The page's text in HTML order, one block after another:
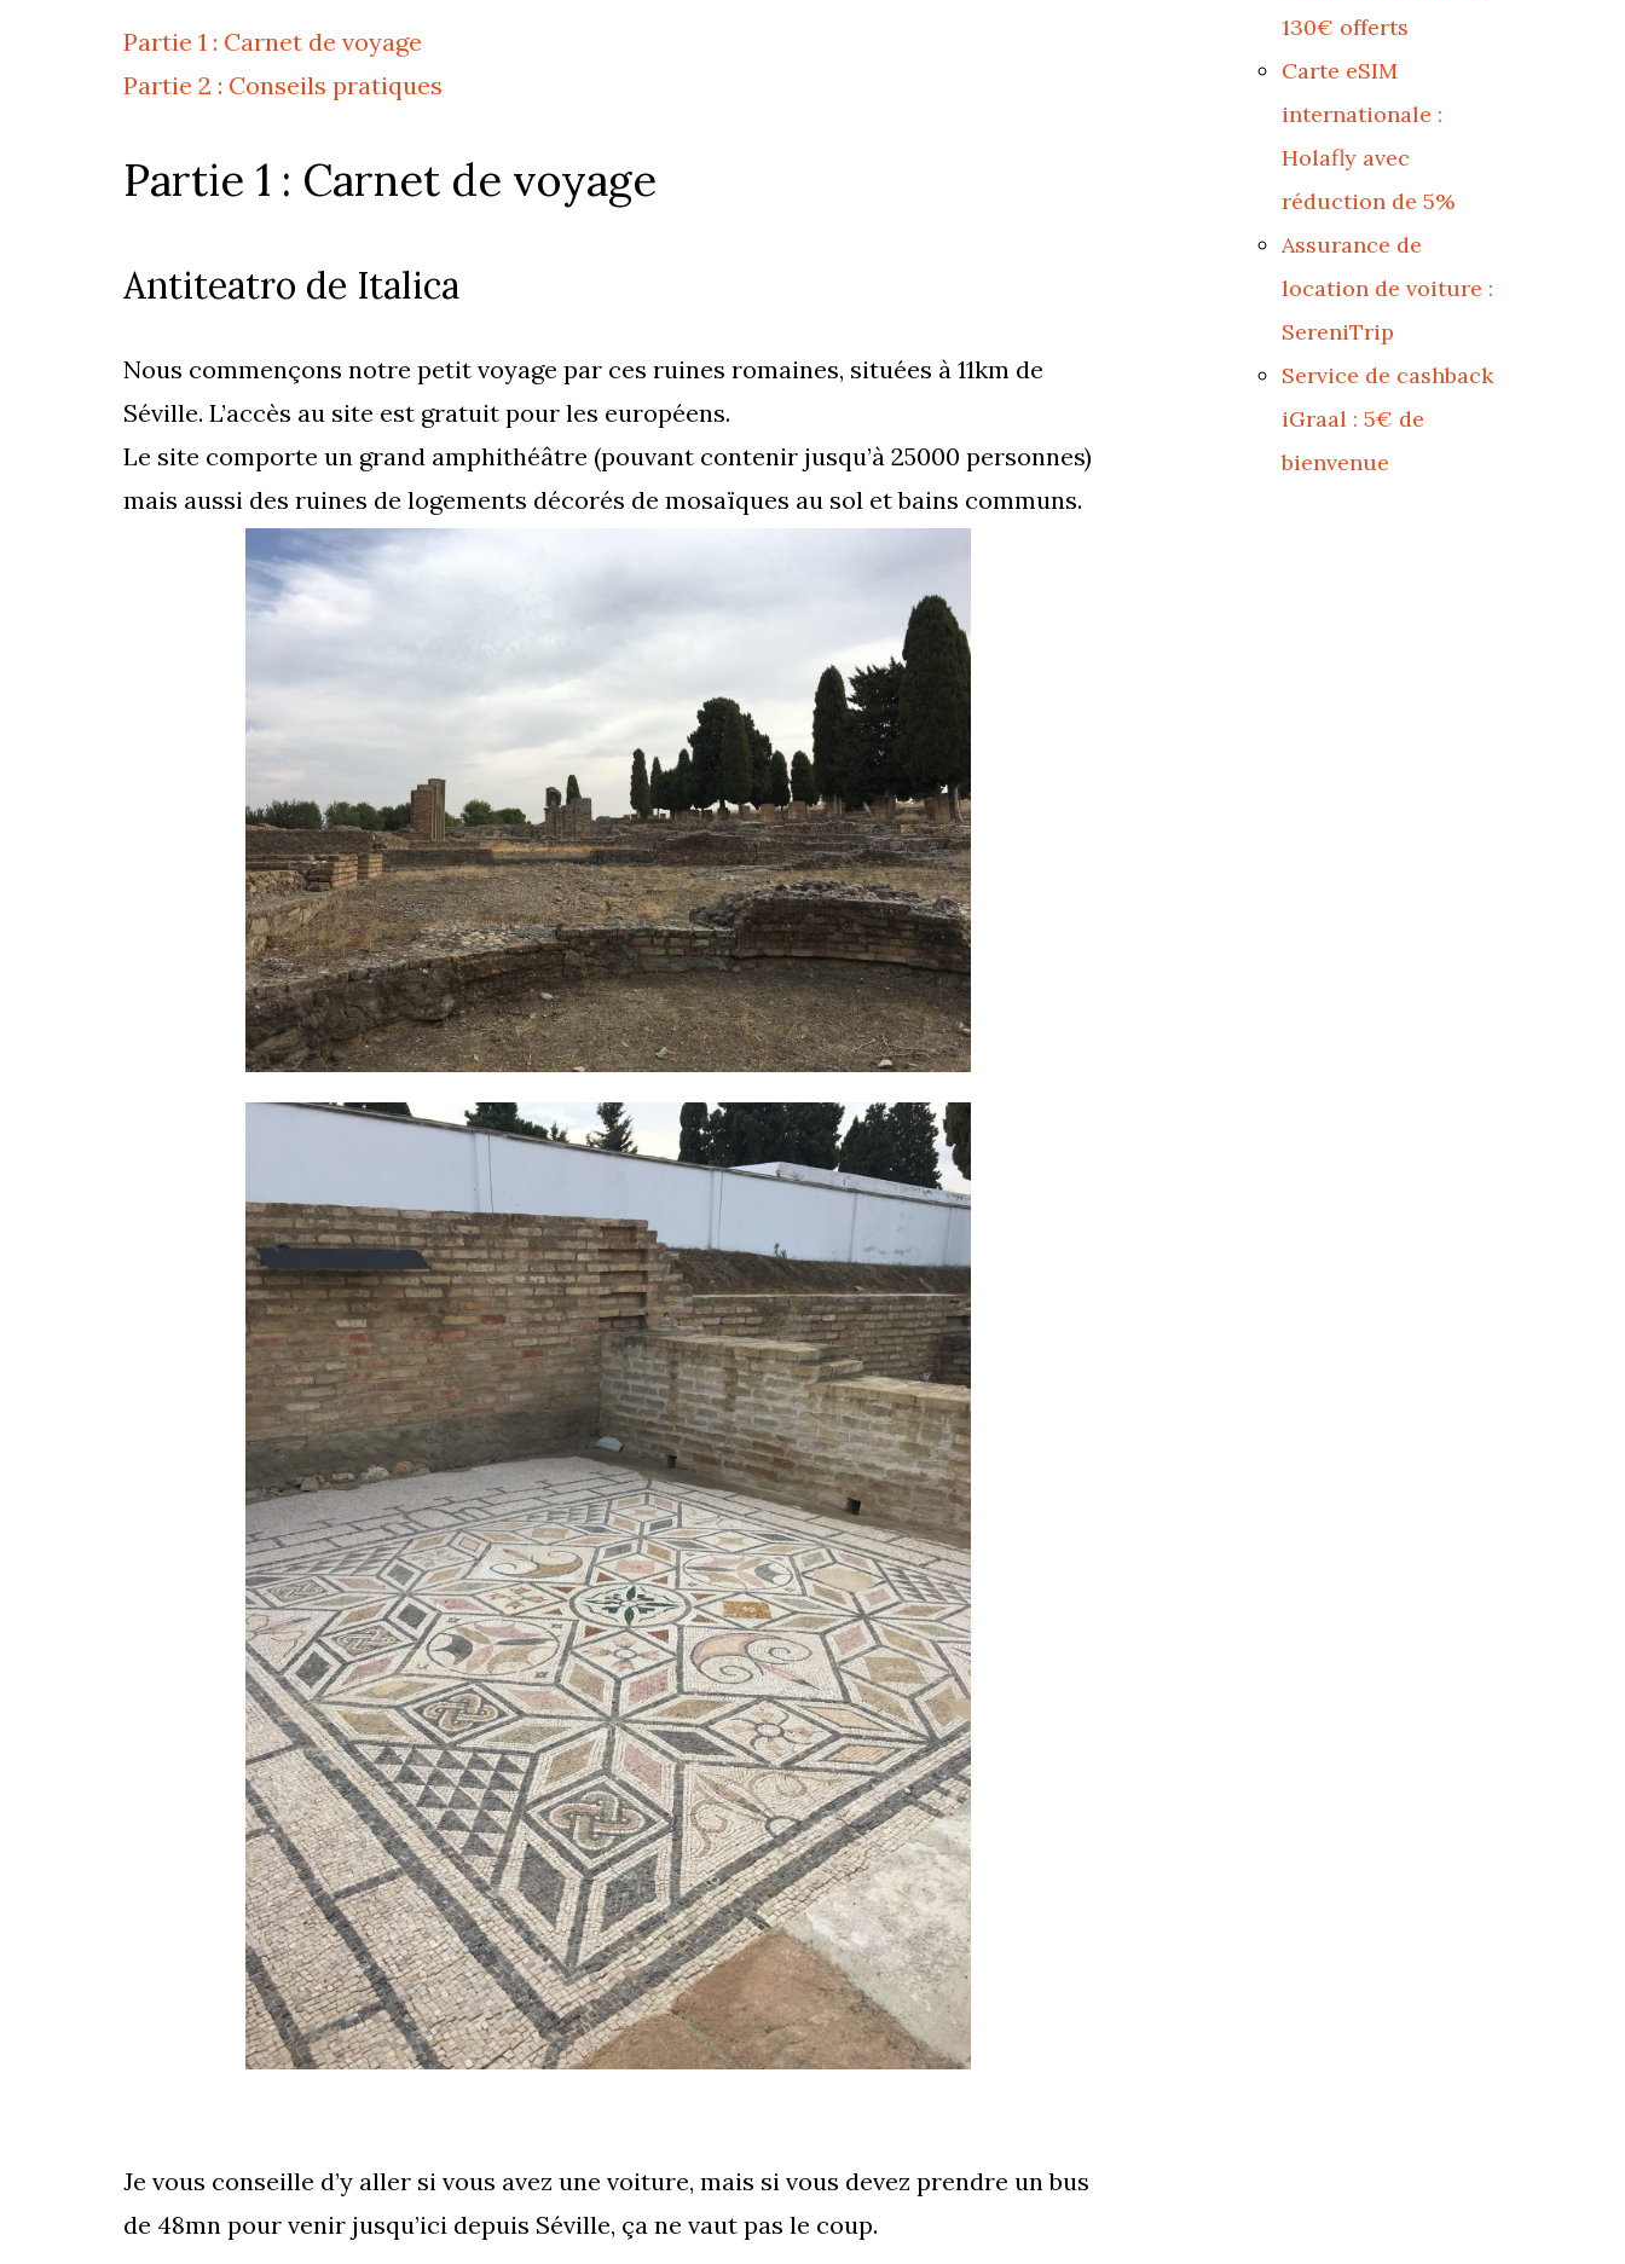
Partie 1 : Carnet de voyage
Partie 2 : Conseils pratiques
Partie 1 : Carnet de voyage
Antiteatro de Italica
Nous commençons notre petit voyage par ces ruines romaines, situées à 11km de
Séville. L’accès au site est gratuit pour les européens.
Le site comporte un grand amphithéâtre (pouvant contenir jusqu’à 25000 personnes)
mais aussi des ruines de logements décorés de mosaïques au sol et bains communs.
Je vous conseille d’y aller si vous avez une voiture, mais si vous devez prendre un bus
de 48mn pour venir jusqu’ici depuis Séville, ça ne vaut pas le coup.
130€ offerts
Carte eSIM
internationale :
Holafly avec
réduction de 5%
Assurance de
location de voiture :
SereniTrip
Service de cashback
iGraal : 5€ de
bienvenue